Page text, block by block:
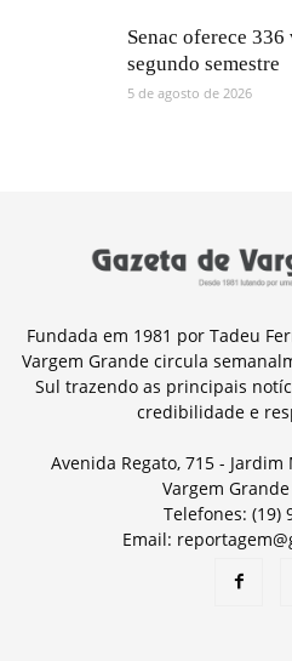
Senac oferece 336
segundo semestre
5 de agosto de 2026
Fundada em 1981 por Tadeu
Vargem Grande circula
Sul trazendo as principais
credibilidade e
Avenida Regato, 715 -
Vargem
Telefones: (19)
Email: